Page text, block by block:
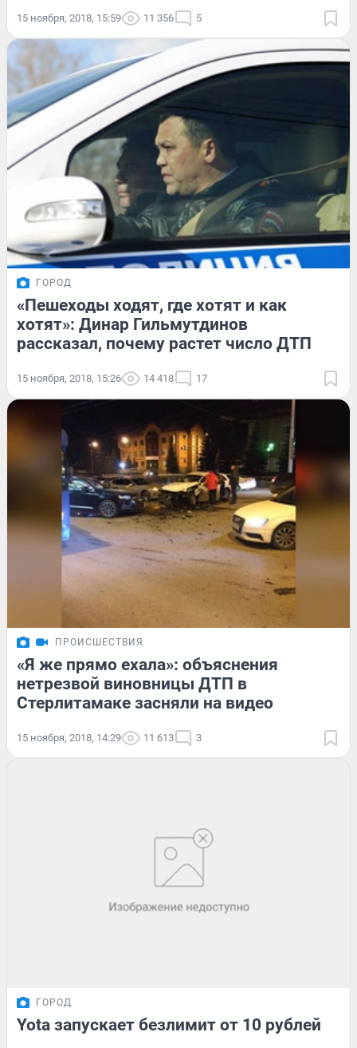
15 ноября, 2018, 15:59 11 356 5
ГОРОД
«Пешеходы ходят, где хотят и как
хотят»: Динар Гильмутдинов
рассказал, почему растет число ДТП
15 ноября, 2018, 15:26 14 418 17
ПРОИСШЕСТВИЯ
«Я же прямо ехала»: объяснения
нетрезвой виновницы ДТП в
Стерлитамаке засняли на видео
15 ноября, 2018, 14:29 11 613 3
ГОРОД
Yota запускает безлимит от 10 рублей